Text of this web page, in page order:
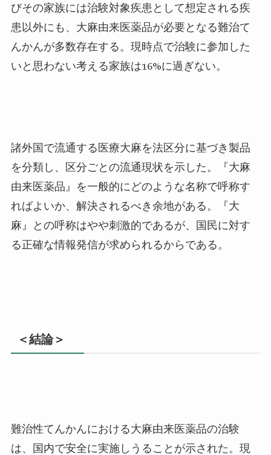
びその家族には治験対象疾患として想定される疾
患以外にも、大麻由来医薬品が必要となる難治て
んかんが多数存在する。現時点で治験に参加した
いと思わない考える家族は16%に過ぎない。
諸外国で流通する医療大麻を法区分に基づき製品
を分類し、区分ごとの流通現状を示した。『大麻
由来医薬品』を一般的にどのような名称で呼称す
ればよいか、解決されるべき余地がある。『大
麻』との呼称はやや刺激的であるが、国民に対す
る正確な情報発信が求められるからである。
＜結論＞
難治性てんかんにおける大麻由来医薬品の治験
は、国内で安全に実施しうることが示された。現